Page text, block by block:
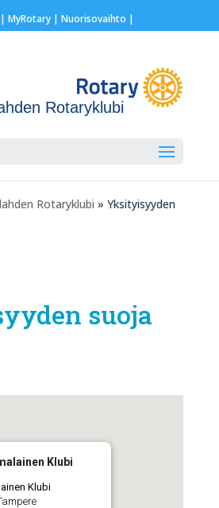
MyRotary | Nuorisovaihto |
Rotaryklubi
Rotaryklubi » Yksityisyyden
suoja
Klubi
Klubi